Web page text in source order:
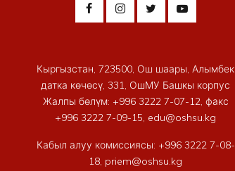
Кыргызстан, 723500, Ош шаары, Алымбек
датка көчөсү, 331, ОшМУ Башкы корпус
Жалпы бөлүм: +996 3222 7-07-12, факс
+996 3222 7-09-15, edu@oshsu.kg
Кабыл алуу комиссиясы: +996 3222 7-08-
18, priem@oshsu.kg